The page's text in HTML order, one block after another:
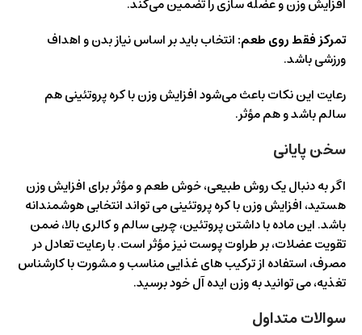
افزایش وزن و عضله‌ سازی را تضمین می‌کند.
تمرکز فقط روی طعم:انتخاب باید بر اساس نیاز بدن و اهداف
ورزشی باشد.
رعایت این نکات باعث می‌شود افزایش وزن با کره پروتئینی هم
سالم باشد و هم مؤثر.
سخن پایانی
اگر به دنبال یک روش طبیعی، خوش‌ طعم و مؤثر برای افزایش وزن
هستید، افزایش وزن با کره پروتئینی می‌ تواند انتخابی هوشمندانه
باشد. این ماده با داشتن پروتئین، چربی سالم و کالری بالا، ضمن
تقویت عضلات، بر طراوت پوست نیز مؤثر است. با رعایت تعادل در
مصرف، استفاده از ترکیب‌ های غذایی مناسب و مشورت با کارشناس
تغذیه، می‌ توانید به وزن ایده‌ آل خود برسید.
سوالات متداول